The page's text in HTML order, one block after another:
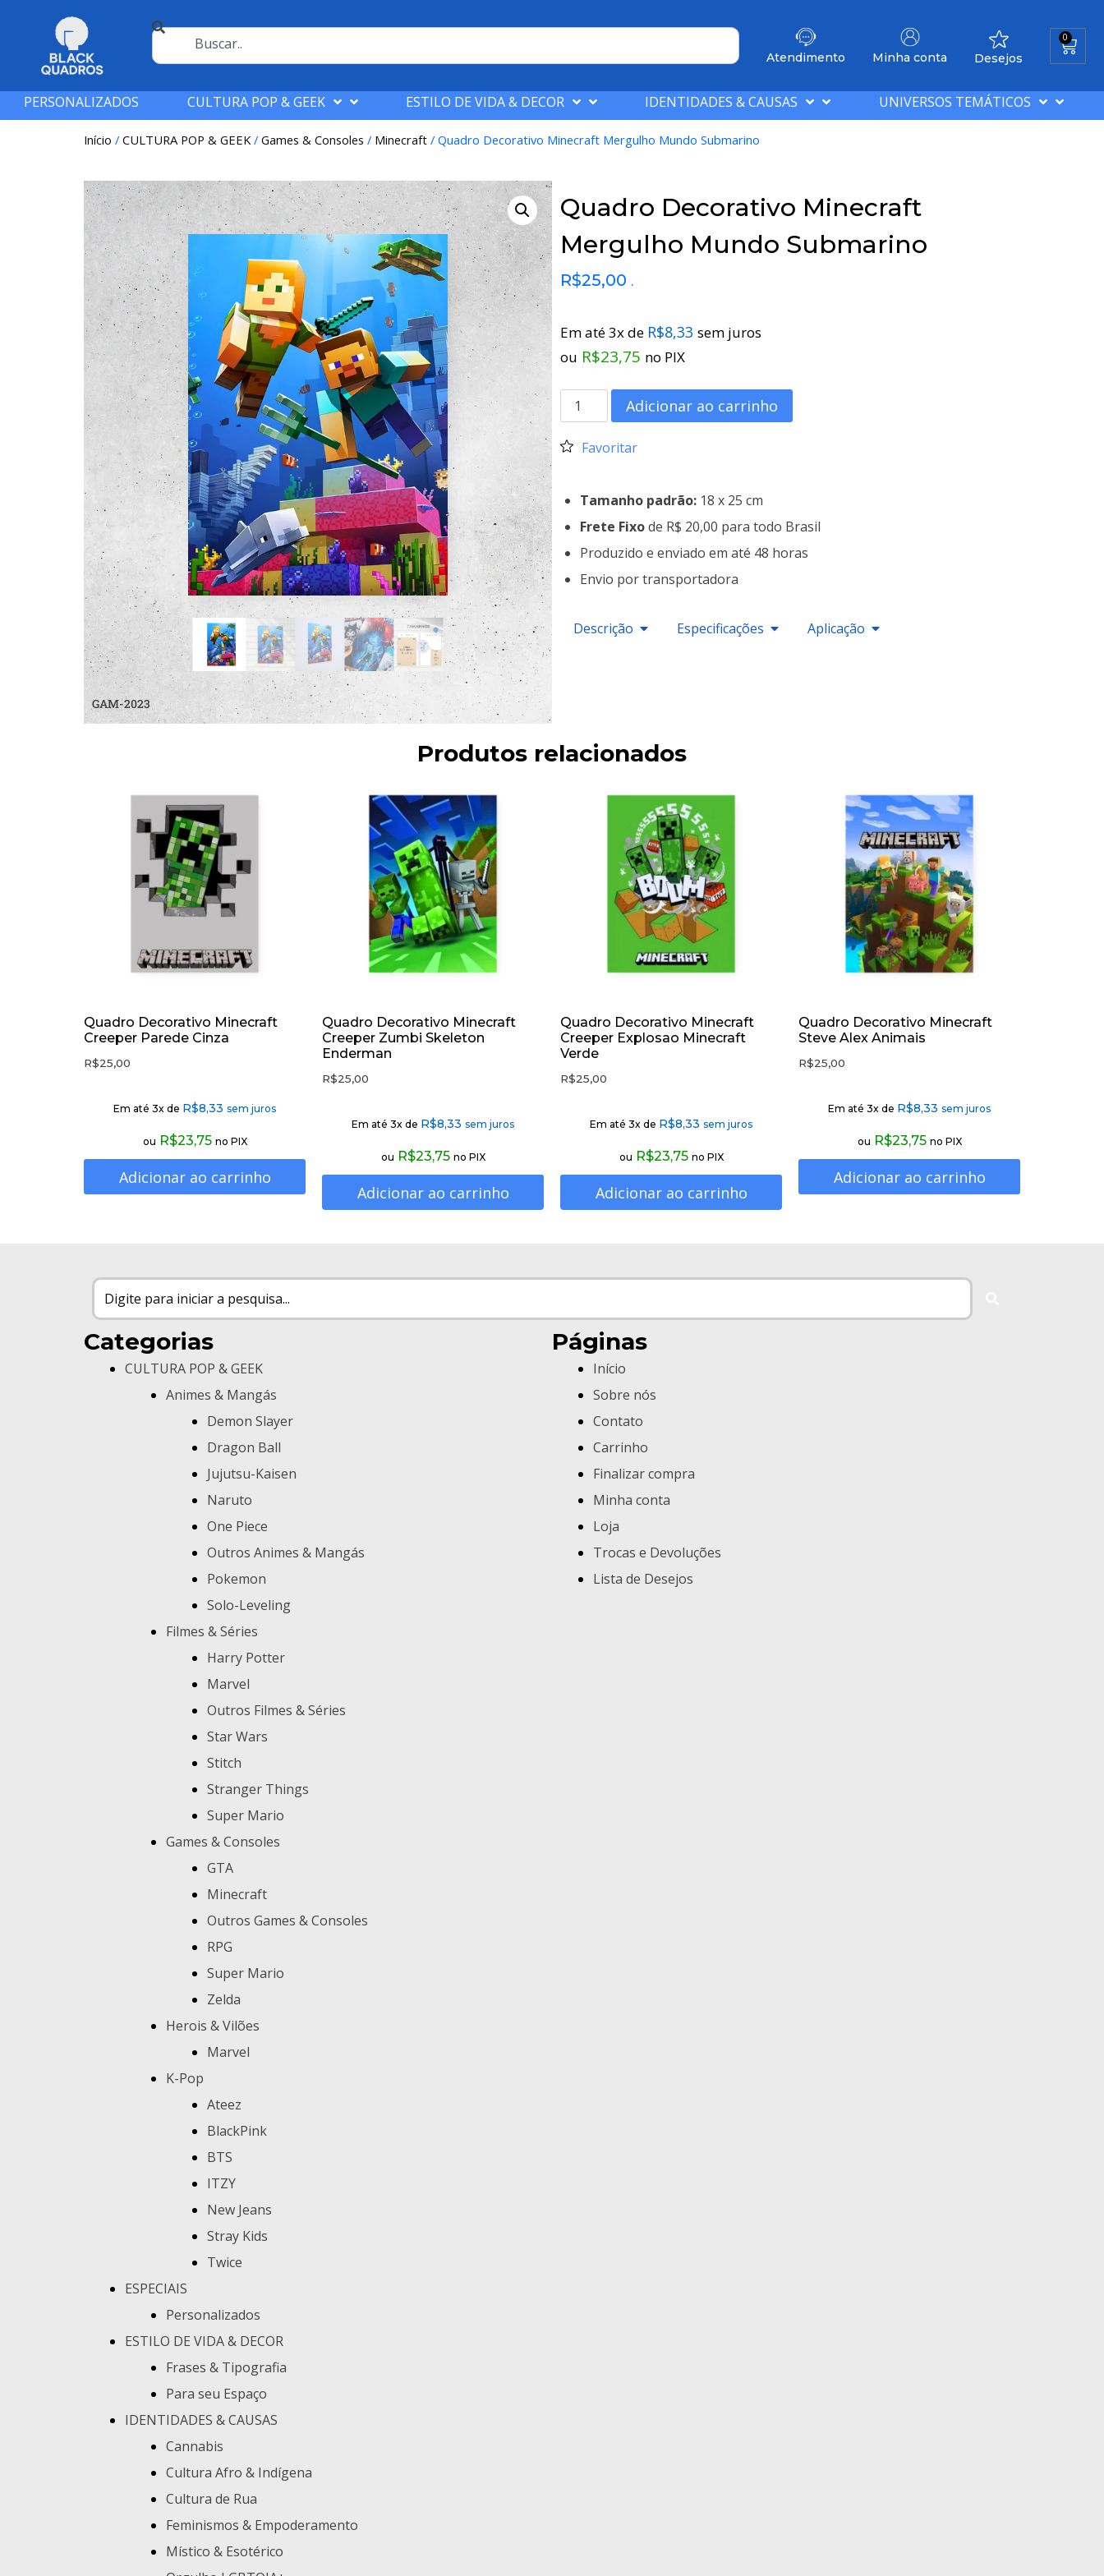
Atendimento Minha conta Desejos
0
PERSONALIZADOS CULTURA POP & GEEK ESTILO DE VIDA & DECOR IDENTIDADES & CAUSAS UNIVERSOS TEMÁTICOS
Início / CULTURA POP & GEEK/ Games & Consoles / Minecraft / Quadro Decorativo Minecraft Mergulho Mundo Submarino
GAM-2023
Quadro Decorativo Minecraft
Mergulho Mundo Submarino
R$25,00 .
Em até 3x de R$8,33 sem juros
ou R$23,75 no PIX
Adicionar ao carrinho
Favoritar
Tamanho padrão: 18 x 25 cm
Frete Fixode R$ 20,00 para todo Brasil
Produzido e enviado em até 48 horas
Envio por transportadora
Descrição Especificações Aplicação
Produtos relacionados
Quadro Decorativo Minecraft
Creeper Parede Cinza
R$25,00
Em até 3x de R$8,33 sem juros
ou R$23,75 no PIX
Adicionar ao carrinho
Quadro Decorativo Minecraft
Creeper Zumbi Skeleton
Enderman
R$25,00
Em até 3x de R$8,33 sem juros
ou R$23,75 no PIX
Adicionar ao carrinho
Quadro Decorativo Minecraft
Creeper Explosao Minecraft
Verde
R$25,00
Em até 3x de R$8,33 sem juros
ou R$23,75 no PIX
Adicionar ao carrinho
Quadro Decorativo Minecraft
Steve Alex Animais
R$25,00
Em até 3x de R$8,33 sem juros
ou R$23,75 no PIX
Adicionar ao carrinho
Categorias
CULTURA POP & GEEK
Animes & Mangás
Demon Slayer
Dragon Ball
Jujutsu-Kaisen
Naruto
One Piece
Outros Animes & Mangás
Pokemon
Solo-Leveling
Filmes & Séries
Harry Potter
Marvel
Outros Filmes & Séries
Star Wars
Stitch
Stranger Things
Super Mario
Games & Consoles
GTA
Minecraft
Outros Games & Consoles
RPG
Super Mario
Zelda
Herois & Vilões
Marvel
K-Pop
Ateez
BlackPink
BTS
ITZY
New Jeans
Stray Kids
Twice
ESPECIAIS
Personalizados
ESTILO DE VIDA & DECOR
Frases & Tipografia
Para seu Espaço
IDENTIDADES & CAUSAS
Cannabis
Cultura Afro & Indígena
Cultura de Rua
Feminismos & Empoderamento
Místico & Esotérico
Páginas
Início
Sobre nós
Contato
Carrinho
Finalizar compra
Minha conta
Loja
Trocas e Devoluções
Lista de Desejos